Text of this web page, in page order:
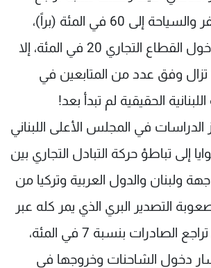
عمل وكالات السفر والسياحة إلى 60 في المئة (براً)،
وكذلك تقهقر مدخول القطاع التجاري 20 في المئة، إلا
وفق عدد من المتابعين في
الحقيقية لم تبدأ بعد!
في المجلس الأعلى اللبناني
إلى تباطؤ حركة التبادل التجاري بين
ولبنان والدول العربية وتركيا من
التصدير البري الذي يمر كله عبر
سوريا، ما أدى إلى تراجع الصادرات بنسبة 7 في المئة،
دخول الشاحنات وخروجها في
وظائف
تواصل معنا
شروط الإسـتخدام
سياسة الخصوصية